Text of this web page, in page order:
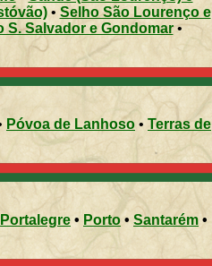
• Selho São Lourenço e
S. Salvador e Gondomar•
Póvoa de Lanhoso • Terras de
Portalegre • Porto • Santarém •